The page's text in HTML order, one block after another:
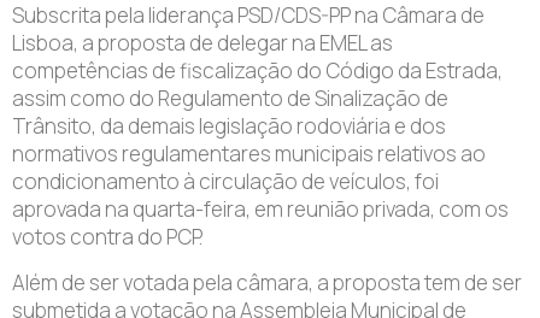
Subscrita pela liderança PSD/CDS-PP na Câmara de
Lisboa, a proposta de delegar na EMEL as
competências de fiscalização do Código da Estrada,
assim como do Regulamento de Sinalização de
Trânsito, da demais legislação rodoviária e dos
normativos regulamentares municipais relativos ao
condicionamento à circulação de veículos, foi
aprovada na quarta-feira, em reunião privada, com os
votos contra do PCP.
Além de ser votada pela câmara, a proposta tem de ser
submetida a votação na Assembleia Municipal de